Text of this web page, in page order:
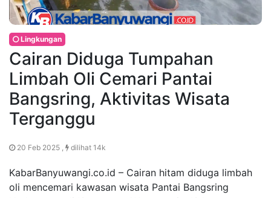
Lingkungan
Cairan Diduga Tumpahan
Limbah Oli Cemari Pantai
Bangsring, Aktivitas Wisata
Terganggu
20 Feb 2025 , dilihat 14k
KabarBanyuwangi.co.id – Cairan hitam diduga limbah
oli mencemari kawasan wisata Pantai Bangsring